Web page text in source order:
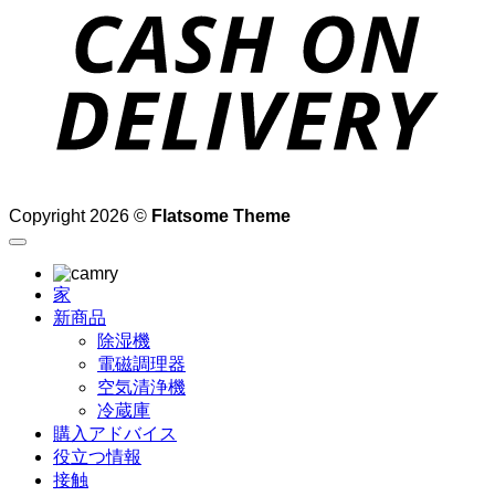
Copyright 2026 © Flatsome Theme
家
新商品
除湿機
電磁調理器
空気清浄機
冷蔵庫
購入アドバイス
役立つ情報
接触